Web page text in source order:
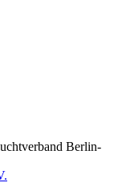
Berlin-